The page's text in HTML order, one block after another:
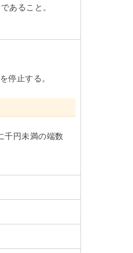
あること。
停止する。
千円未満の端数